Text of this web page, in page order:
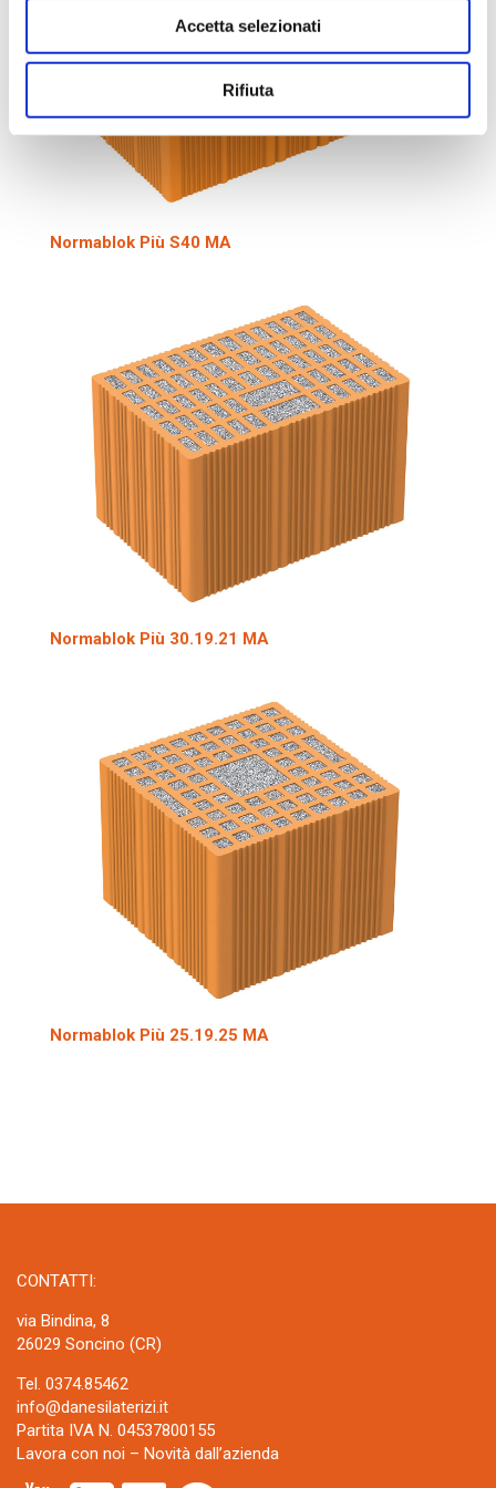
Accetta selezionati
Rifiuta
Normablok Più S40 MA
Normablok Più 30.19.21 MA
Normablok Più 25.19.25 MA
CONTATTI:
via Bindina, 8
26029 Soncino (CR)
Tel. 0374.85462
info@danesilaterizi.it
Partita IVA N. 04537800155
Lavora con noi – Novità dall’azienda